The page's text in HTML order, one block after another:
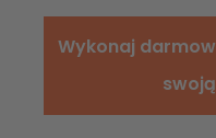
Wykonaj